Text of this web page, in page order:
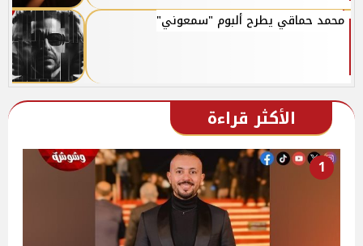
محمد حماقي يطرح ألبوم "سمعوني"
الأكثر قراءة
1